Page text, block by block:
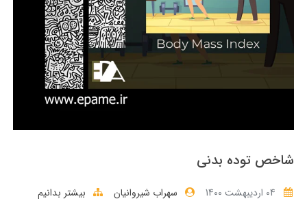
شاخص توده بدنی
سهراب شیروانیان بیشتر بدانیم